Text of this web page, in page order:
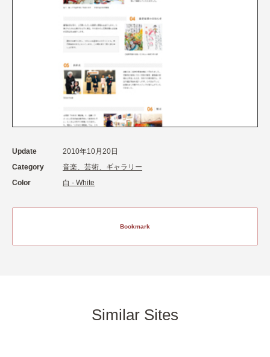
Update
2010年10月20日
Category
音楽、芸術、ギャラリー
Color
白 - White
Bookmark
Similar Sites